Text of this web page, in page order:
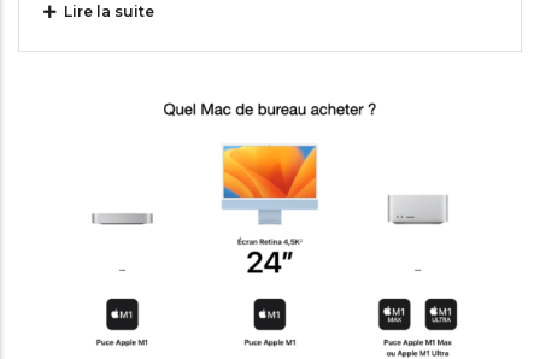
Lire la suite